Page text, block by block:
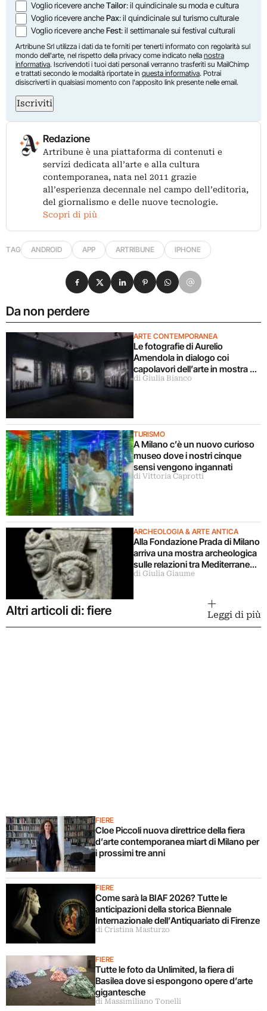
Voglio ricevere ancheTailor: il quindicinale su moda e cultura
Voglio ricevere anchePax: il quindicinale sul turismo culturale
Voglio ricevere ancheFest: il settimanale sui festival culturali
Artribune Srl utilizza i dati da te forniti per tenerti informato con regolarità sul
mondo dell'arte, nel rispetto della privacy come indicato nella nostra
informativa. Iscrivendoti i tuoi dati personali verranno trasferiti su MailChimp
e trattati secondo le modalità riportate in questa informativa. Potrai
disiscriverti in qualsiasi momento con l'apposito link presente nelle email.
Iscriviti
Redazione
Artribune è una piattaforma di contenuti e
servizi dedicata all’arte e alla cultura
contemporanea, nata nel 2011 grazie
all’esperienza decennale nel campo dell’editoria,
del giornalismo e delle nuove tecnologie.
Scopri di più
TAG ANDROID APP ARTRIBUNE IPHONE
Da non perdere
ARTE CONTEMPORANEA
Le fotografie di Aurelio
Amendola in dialogo coi
capolavori dell’arte in mostra a
Milano
di Giulia Bianco
TURISMO
A Milano c’è un nuovo curioso
museo dove i nostri cinque
sensi vengono ingannati
di Vittoria Caprotti
ARCHEOLOGIA & ARTE ANTICA
Alla Fondazione Prada di Milano
arriva una mostra archeologica
sulle relazioni tra Mediterraneo
e Asia
di Giulia Giaume
Condividi su Facebook
Condividi su X
Condividi su LinkedIn
Condividi su Pinterest
Condividi su WhatsApp
Condividi su Email
Altri articoli di: fiere Leggi di più
FIERE
Cloe Piccoli nuova direttrice della fiera
d’arte contemporanea miart di Milano per
i prossimi tre anni
FIERE
Come sarà la BIAF 2026? Tutte le
anticipazioni della storica Biennale
Internazionale dell’Antiquariato di Firenze
di Cristina Masturzo
FIERE
Tutte le foto da Unlimited, la fiera di
Basilea dove si espongono opere d’arte
gigantesche
di Massimiliano Tonelli